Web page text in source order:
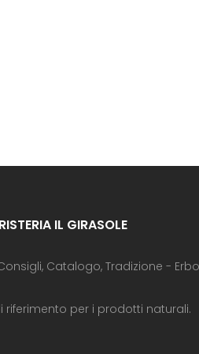
IL GIRASOLE
Catalogo, Tradizione -
riferimento per i prodotti naturali.